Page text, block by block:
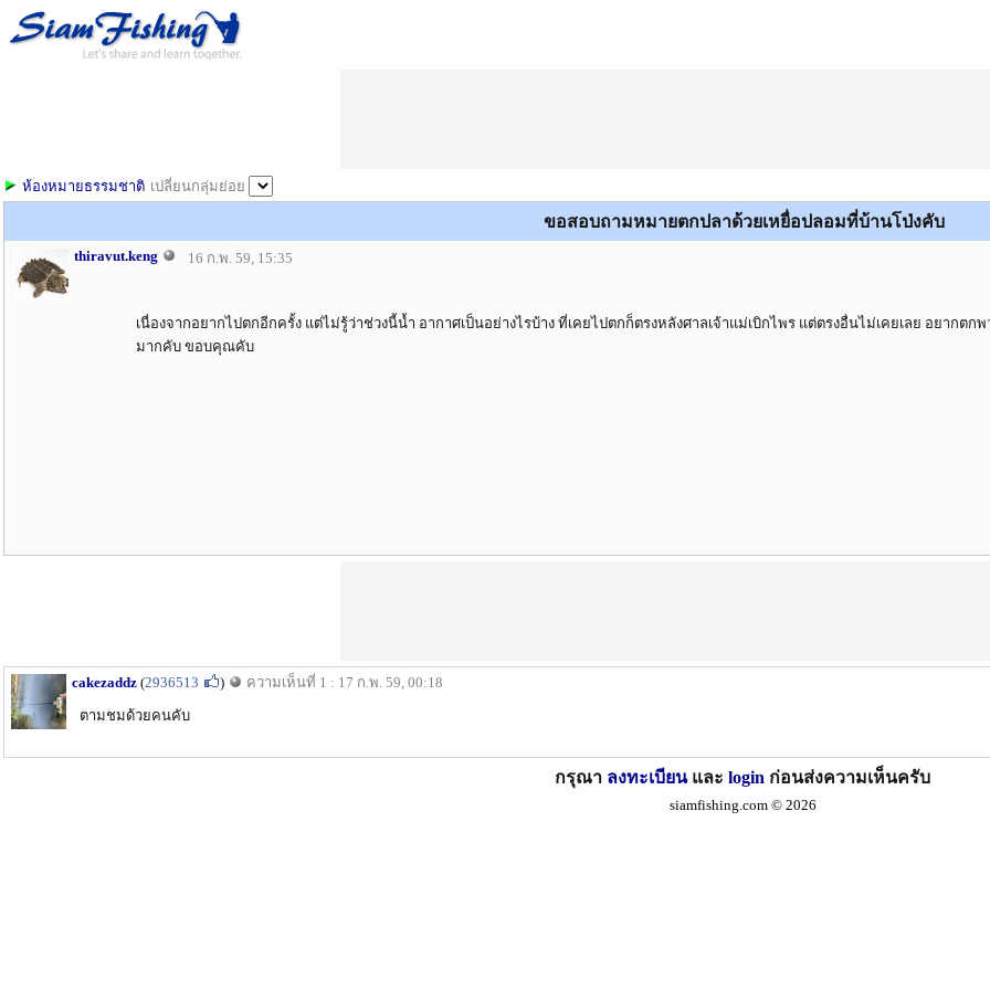
เปลี่ยนกลุ่มย่อย
ห้องหมายธรรมชาติ
ขอสอบถามหมายตกปลาด้วยเหยื่อปลอมที่บ้านโป่งคับ
thiravut.keng 16 ก.พ. 59, 15:35
เนื่องจากอยากไปตกอีกครั้ง แต่ไม่รู้ว่าช่วงนี้น้ำ อากาศเป็นอย่างไรบ้าง ที่เคยไปตกก็ตรงหลังศาลเจ้าแม่เบิกไพร แต่ตรงอื่นไม่เคยเลย อยาก
มากคับ ขอบคุณคับ
cakezaddz (2936513 )
ความเห็นที่ 1 : 17 ก.พ. 59, 00:18
ตามชมด้วยคนคับ
กรุณา ลงทะเบียนและ login ก่อนส่งความเห็นครับ
siamfishing.com © 2026